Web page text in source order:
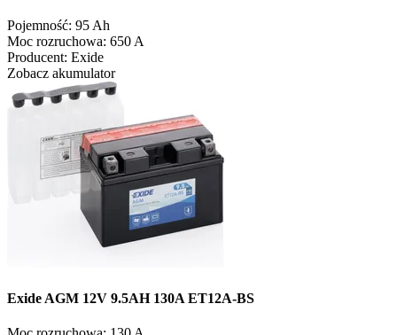
Pojemność: 95 Ah
Moc rozruchowa: 650 A
Producent: Exide
Zobacz akumulator
Exide AGM 12V 9.5AH 130A ET12A-BS